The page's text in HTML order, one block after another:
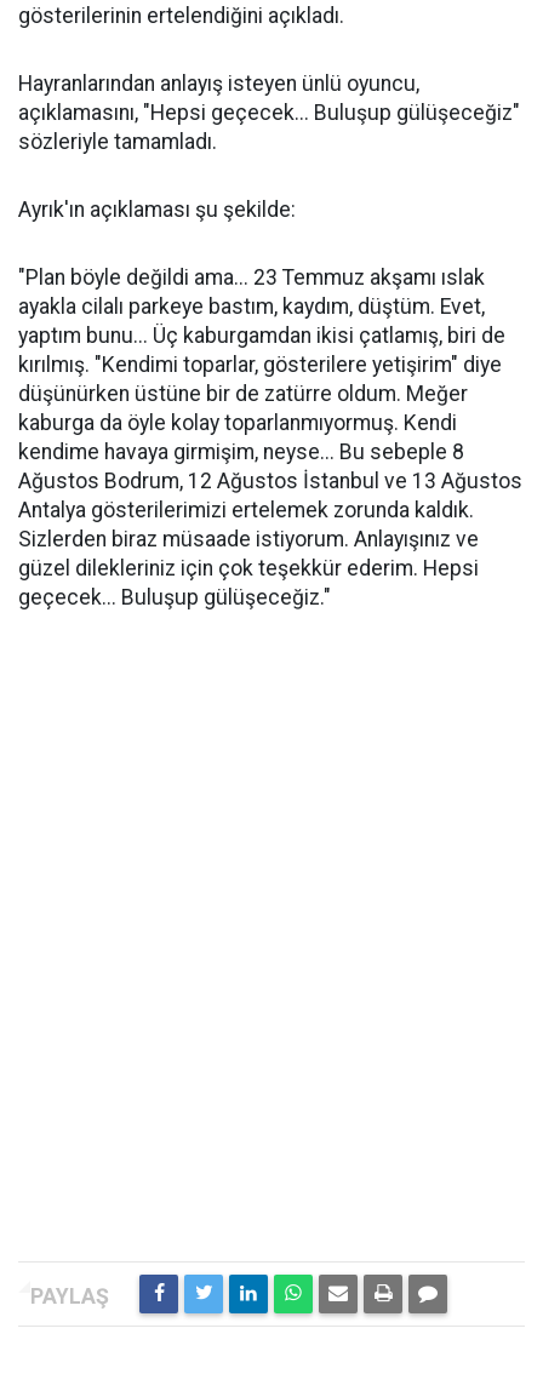
gösterilerinin ertelendiğini açıkladı.
Hayranlarından anlayış isteyen ünlü oyuncu,
açıklamasını, "Hepsi geçecek... Buluşup gülüşeceğiz"
sözleriyle tamamladı.
Ayrık'ın açıklaması şu şekilde:
"Plan böyle değildi ama... 23 Temmuz akşamı ıslak
ayakla cilalı parkeye bastım, kaydım, düştüm. Evet,
yaptım bunu... Üç kaburgamdan ikisi çatlamış, biri de
kırılmış. "Kendimi toparlar, gösterilere yetişirim" diye
düşünürken üstüne bir de zatürre oldum. Meğer
kaburga da öyle kolay toparlanmıyormuş. Kendi
kendime havaya girmişim, neyse... Bu sebeple 8
Ağustos Bodrum, 12 Ağustos İstanbul ve 13 Ağustos
Antalya gösterilerimizi ertelemek zorunda kaldık.
Sizlerden biraz müsaade istiyorum. Anlayışınız ve
güzel dilekleriniz için çok teşekkür ederim. Hepsi
geçecek... Buluşup gülüşeceğiz."